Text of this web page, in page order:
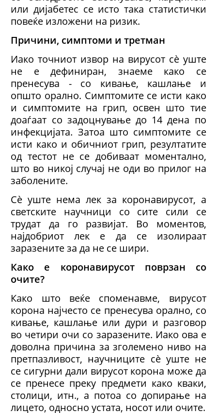
или дијабетес се исто така статистички
повеќе изложени на ризик.
Причини, симптоми и третман
Иако точниот извор на вирусот сè уште
не е дефиниран, знаеме како се
пренесува - со кивање, кашлање и
општо орално. Симптомите се исти како
и симптомите на грип, освен што тие
доаѓаат со задоцнување до 14 дена по
инфекцијата. Затоа што симптомите се
исти како и обичниот грип, резултатите
од тестот не се добиваат моментално,
што во никој случај не оди во прилог на
заболените.
Сè уште нема лек за коронавирусот, а
светските научници со сите сили се
трудат да го развијат. Во моментов,
најдобриот лек е да се изолираат
заразените за да не се шири.
Како е коронавирусотповрзан со
очите?
Како што веќе споменавме, вирусот
корона најчесто се пренесува орално, со
кивање, кашлање или дури и разговор
во четири очи со заразените. Иако ова е
доволна причина за зголемено ниво на
претпазливост, научниците сè уште не
се сигурни дали вирусот корона може да
се пренесе преку предмети како кваки,
столици, итн., а потоа со допирање на
лицето, односно устата, носот или очите.